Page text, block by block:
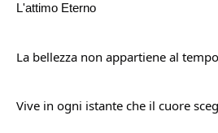
L'attimo Eterno
La bellezza non appartiene al
Vive in ogni istante che il cuore